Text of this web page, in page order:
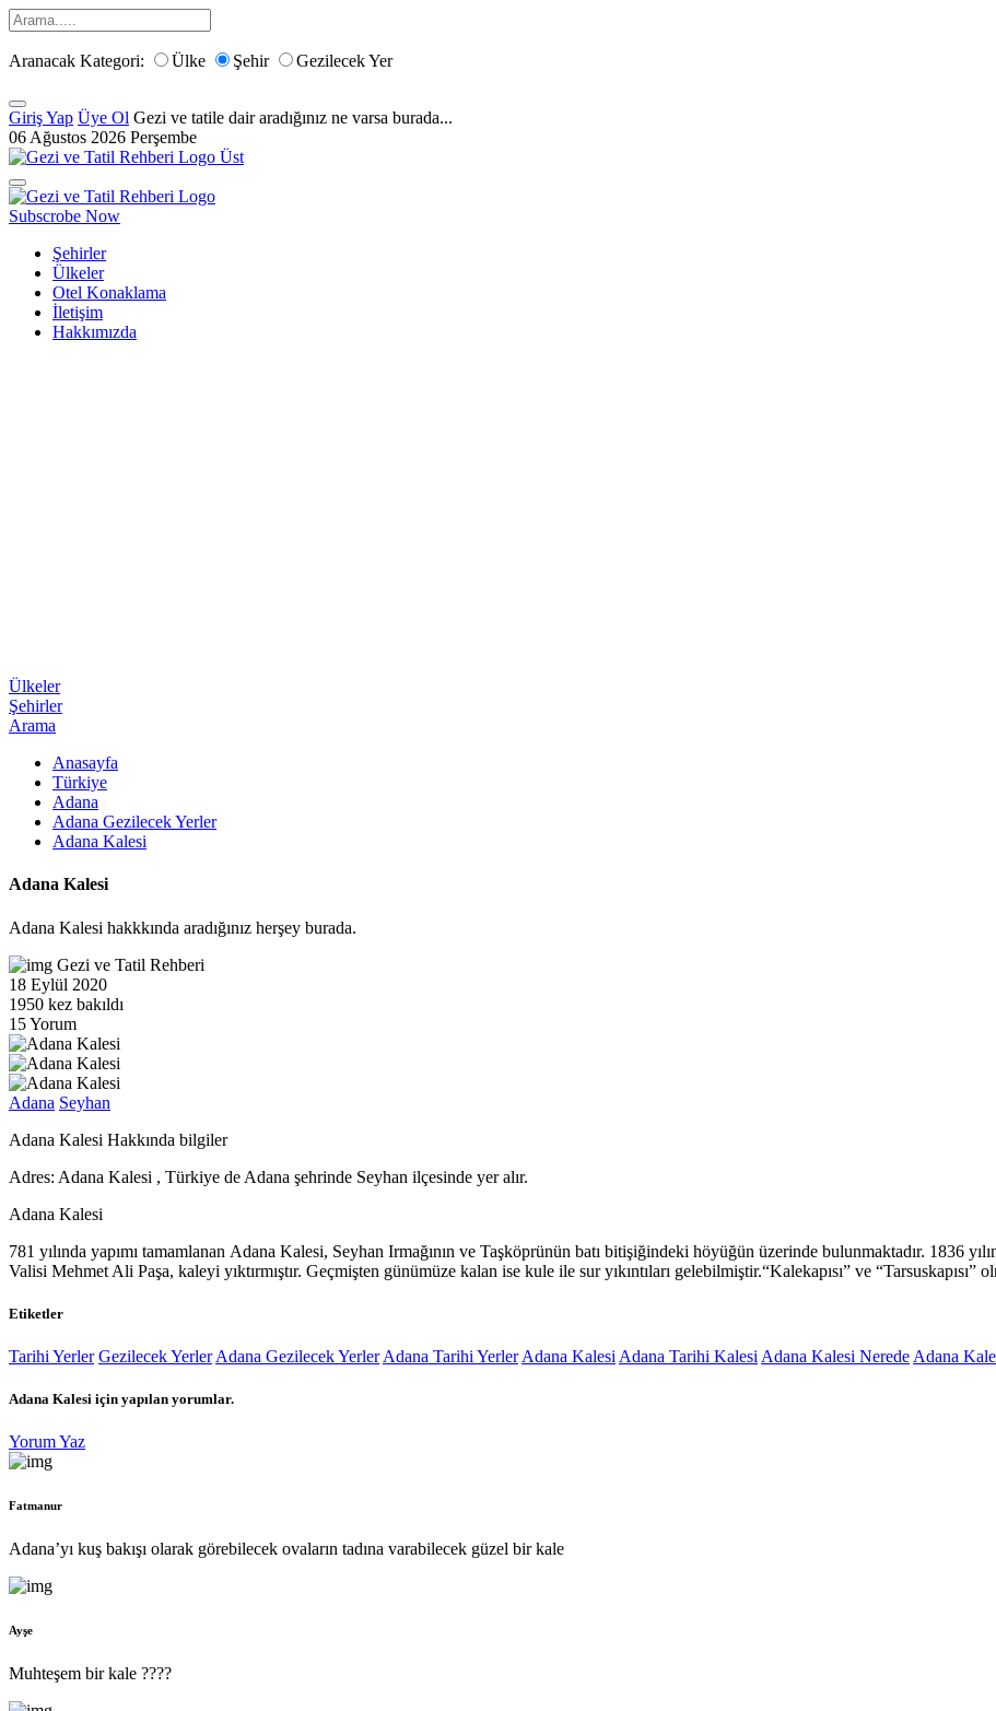
Aranacak Kategori: Ülke Şehir Gezilecek Yer
Giriş Yap Üye Ol Gezi ve tatile dair aradığınız ne varsa burada...
06 Ağustos 2026 Perşembe
Subscrobe Now
Şehirler
Ülkeler
Otel Konaklama
İletişim
Hakkımızda
Ülkeler
Şehirler
Arama
Anasayfa
Türkiye
Adana
Adana Gezilecek Yerler
Adana Kalesi
Adana Kalesi
Adana Kalesi hakkkında aradığınız herşey burada.
Gezi ve Tatil Rehberi
18 Eylül 2020
1950 kez bakıldı
15 Yorum
Adana Seyhan
Adana Kalesi Hakkında bilgiler
Adres: Adana Kalesi , Türkiye de Adana şehrinde Seyhan ilçesinde yer alır.
Adana Kalesi
781 yılında yapımı tamamlanan Adana Kalesi, Seyhan Irmağının ve Taşköprünün batı bitişiğindeki höyüğün üzerinde bulunmaktadır. 1836
Valisi Mehmet Ali Paşa, kaleyi yıktırmıştır. Geçmişten günümüze kalan ise kule ile sur yıkıntıları gelebilmiştir.“Kalekapısı” ve “Tarsuskapısı”
Etiketler
Tarihi Yerler Gezilecek Yerler Adana Gezilecek Yerler Adana Tarihi Yerler Adana Kalesi Adana Tarihi Kalesi Adana Kalesi Nerede Adana
Adana Kalesi için yapılan yorumlar.
Yorum Yaz
Fatmanur
Adana’yı kuş bakışı olarak görebilecek ovaların tadına varabilecek güzel bir kale
Ayşe
Muhteşem bir kale ????